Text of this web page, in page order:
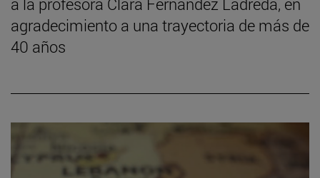
agradecimiento a una trayectoria de más de
40 años